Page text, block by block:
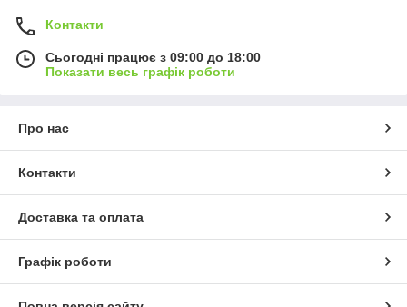
Контакти
Сьогодні працює з 09:00 до 18:00
Показати весь графік роботи
Про нас
Контакти
Доставка та оплата
Графік роботи